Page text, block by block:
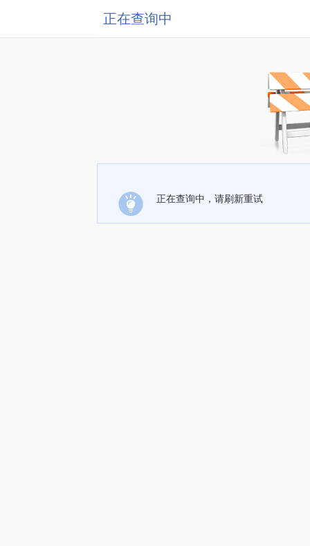
正在查询中
正在查询中，请刷新重试